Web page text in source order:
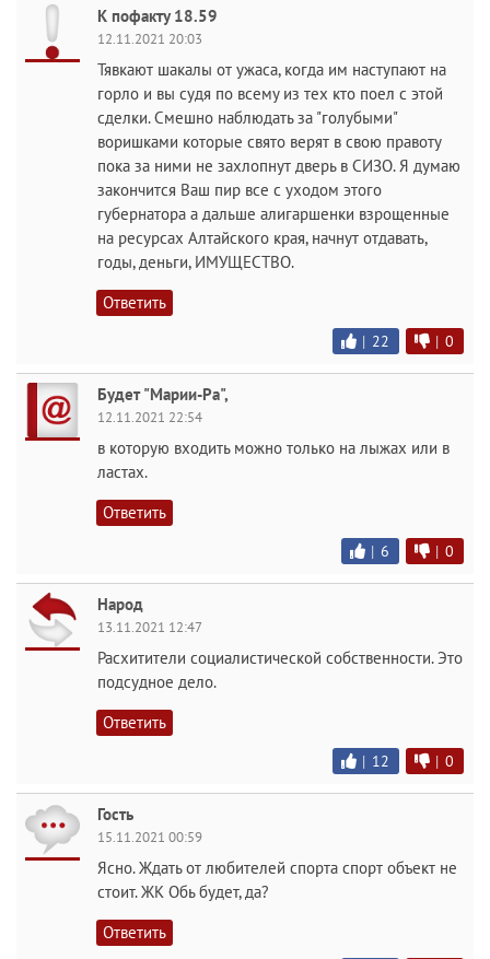
К пофакту 18.59
12.11.2021 20:03
Тявкают шакалы от ужаса, когда им наступают на
горло и вы судя по всему из тех кто поел с этой
сделки. Смешно наблюдать за "голубыми"
воришками которые свято верят в свою правоту
пока за ними не захлопнут дверь в СИЗО. Я думаю
закончится Ваш пир все с уходом этого
губернатора а дальше алигаршенки взрощенные
на ресурсах Алтайского края, начнут отдавать,
годы, деньги, ИМУЩЕСТВО.
Ответить
| 22 | 0
Будет "Марии-Ра",
12.11.2021 22:54
в которую входить можно только на лыжах или в
ластах.
Ответить
| 6 | 0
Народ
13.11.2021 12:47
Расхитители социалистической собственности. Это
подсудное дело.
Ответить
| 12 | 0
Гость
15.11.2021 00:59
Ясно. Ждать от любителей спорта спорт объект не
стоит. ЖК Обь будет, да?
Ответить